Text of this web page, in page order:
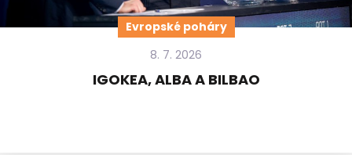
Evropské poháry
8. 7. 2026
IGOKEA, ALBA A BILBAO